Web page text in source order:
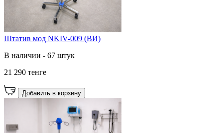
Штатив мод NKIV-009 (ВИ)
В наличии - 67 штук
21 290 тенге
Добавить в корзину